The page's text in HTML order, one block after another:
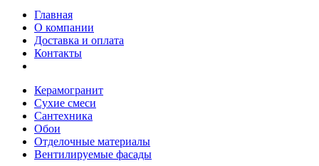
Главная
О компании
Доставка и оплата
Контакты
Керамогранит
Сухие смеси
Сантехника
Обои
Отделочные материалы
Вентилируемые фасады